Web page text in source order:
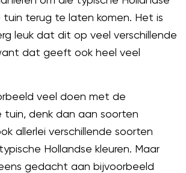
tuin terug te laten komen. Het is
leuk dat dit op veel verschillende
dat geeft ook heel veel
veel doen met de
tuin, denk dan aan soorten
allerlei verschillende soorten
Hollandse kleuren. Maar
gedacht aan bijvoorbeeld